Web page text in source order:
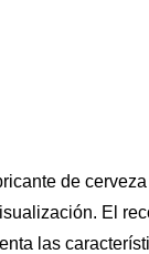
de
El
las